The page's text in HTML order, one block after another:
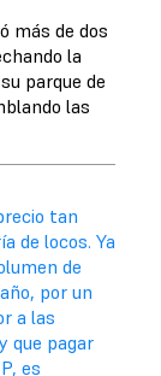
más de dos
la
parque de
las
tan
de locos. Ya
de
por un
a las
que pagar
es